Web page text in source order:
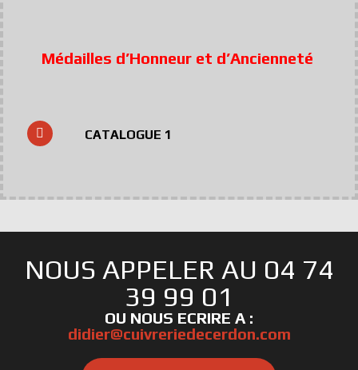
Médailles d’Honneur et d’Ancienneté
CATALOGUE 1
NOUS APPELER AU 04 74
39 99 01
didier@cuivreriedecerdon.com